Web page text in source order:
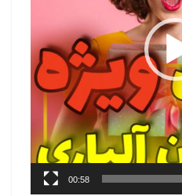
00:58